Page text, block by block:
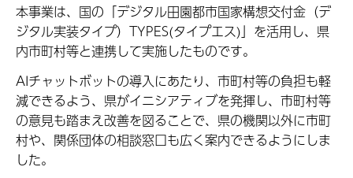
本事業は、国の「デジタル田園都市国家構想交付金（デ
ジタル実装タイプ）TYPES(タイプエス)」を活用し、県
内市町村等と連携して実施したものです。
AIチャットボットの導入にあたり、市町村等の負担も軽
減できるよう、県がイニシアティブを発揮し、市町村等
の意見も踏まえ改善を図ることで、県の機関以外に市町
村や、関係団体の相談窓口も広く案内できるようにしま
した。